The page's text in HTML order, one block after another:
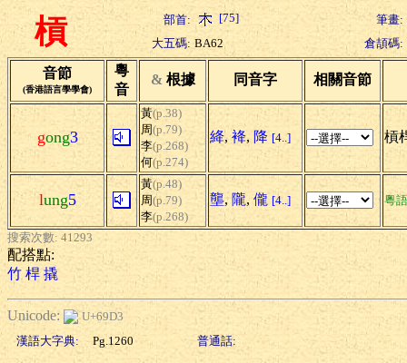
槓 部首: [75]
筆畫:
大五碼: BA62 倉頡碼:
音節
(香港語言學學會)
粵
音
& 根據 同音字 相關音節
gong3
黃(p.38)
周(p.79)
李(p.268)
何(p.274)
絳, 袶, 降 [4..] 槓
lung5
黃(p.48)
周(p.79)
李(p.268)
壟, 隴, 儱 [4..] 粵
搜索次數: 41293
配搭點:
竹 桿 撬
Unicode:
U+69D3
漢語大字典:
Pg.1260 普通話: